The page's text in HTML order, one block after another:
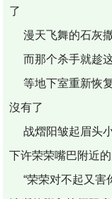
了
漫天飞舞的石灰
而那个杀手就趁
等地下室重新恢
沒有了
战熠阳皱起眉头
下许荣荣嘴巴附近
“荣荣对不起又害